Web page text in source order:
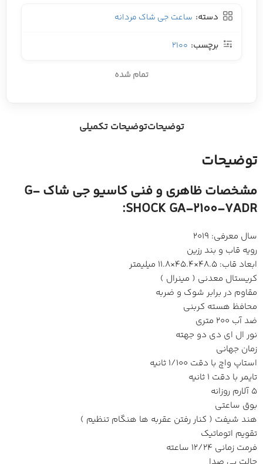
دسته: ساعت جی شاک مردانه
برچسب: 2100
تمام شده
توضیحاتتوضیحات تکمیلی
توضیحات
مشخصات ظاهری و فنی کاسیو جی شاک G-
SHOCK GA-2100-7ADR:
سال معرفی: 2019
رویه قاب و بند رزین
ابعاد قاب: 48.5×45.4×11.8 میلیمتر
کریستال معدنی ( مینرال )
مقاوم در برابر شوک و ضربه
محافظ هسته کربنی
ضد آب 200 متری
نور ال ای دی دو جهته
زمان جهانی
استاپ واچ با دقت 1/100 ثانیه
تایمر با دقت 1 ثانیه
5 آلارم روزانه
بوق ساعتی
هند شیفت ( کنار رفتن عقربه ها هنگام تنظیم )
تقویم اتوماتیک
فرمت زمانی 12/24 ساعته